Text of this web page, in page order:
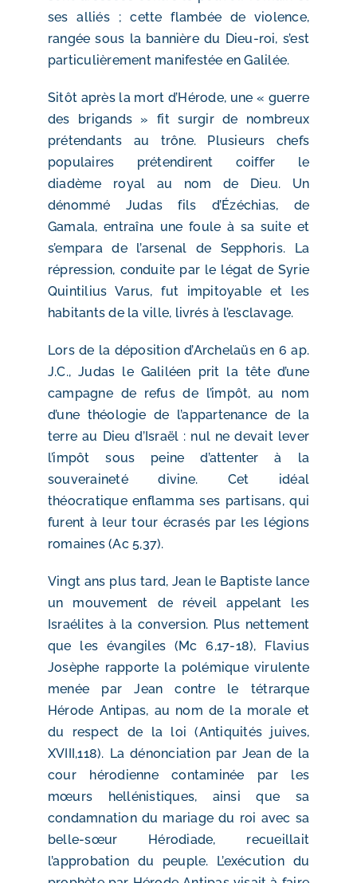
ses alliés ; cette flambée de violence,
rangée sous la bannière du Dieu-roi, s’est
particulièrement manifestée en Galilée.
Sitôt après la mort d’Hérode, une « guerre
des brigands » fit surgir de nombreux
prétendants au trône. Plusieurs chefs
populaires prétendirent coiffer le
diadème royal au nom de Dieu. Un
dénommé Judas fils d’Ézéchias, de
Gamala, entraîna une foule à sa suite et
s’empara de l’arsenal de Sepphoris. La
répression, conduite par le légat de Syrie
Quintilius Varus, fut impitoyable et les
habitants de la ville, livrés à l’esclavage.
Lors de la déposition d’Archelaüs en 6 ap.
J.C., Judas le Galiléen prit la tête d’une
campagne de refus de l’impôt, au nom
d’une théologie de l’appartenance de la
terre au Dieu d’Israël : nul ne devait lever
l’impôt sous peine d’attenter à la
souveraineté divine. Cet idéal
théocratique enflamma ses partisans, qui
furent à leur tour écrasés par les légions
romaines (Ac 5,37).
Vingt ans plus tard, Jean le Baptiste lance
un mouvement de réveil appelant les
Israélites à la conversion. Plus nettement
que les évangiles (Mc 6,17-18), Flavius
Josèphe rapporte la polémique virulente
menée par Jean contre le tétrarque
Hérode Antipas, au nom de la morale et
du respect de la loi (Antiquités juives,
XVIII,118). La dénonciation par Jean de la
cour hérodienne contaminée par les
mœurs hellénistiques, ainsi que sa
condamnation du mariage du roi avec sa
belle-sœur Hérodiade, recueillait
l’approbation du peuple. L’exécution du